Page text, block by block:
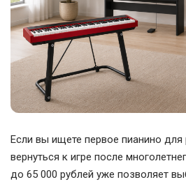
Если вы ищете первое пианино для
вернуться к игре после
до 65 000 рублей уже позволяет